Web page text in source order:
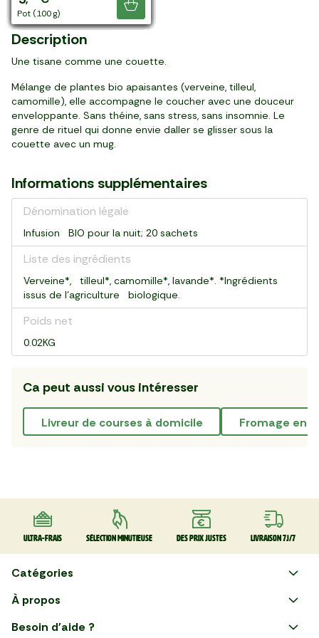
17 sachets (30 g)
20 sachets (30 g)
20 sachets (30 g)
20 sachets (32 g)
20 pièces (40 g)
17 sachets (37 g)
17 sachets (37 g)
17 sachets (32 g)
20 sachets (30 g)
20 sachets (30 g)
17 sachets (30 g)
25 sachets (50 g)
boite (125 g)
boite (100 g)
20 sachets (20 g)
boite (400 g)
50 sachets (100 g)
boite (250 g)
pot (100 g)
Je découvre
Description
Une tisane comme une couette.
Mélange de plantes bio apaisantes (verveine, tilleul,
camomille), elle accompagne le coucher avec une douceur
enveloppante. Sans théine, sans stress, sans insomnie. Le
genre de rituel qui donne envie daller se glisser sous la
couette avec un mug.
Informations supplémentaires
Dénomination légale
Infusion BIO pour la nuit; 20 sachets
Liste des ingrédients
Verveine*, tilleul*, camomille*, lavande*. *Ingrédients
issus de l’agriculture biologique.
Poids net
0.02KG
Ca peut aussi vous intéresser
livreur de courses à domicile fromage en
Ultra-frais Sélection minutieuse Des prix justes Livraison 7J/7
Catégories
Faire ses courses en ligne
À propos
Besoin d'aide ?